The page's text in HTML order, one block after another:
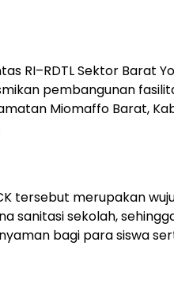
RI–RDTL Sektor Barat
pembangunan
Miomaffo Barat,
tersebut merupakan
sanitasi sekolah,
bagi para siswa